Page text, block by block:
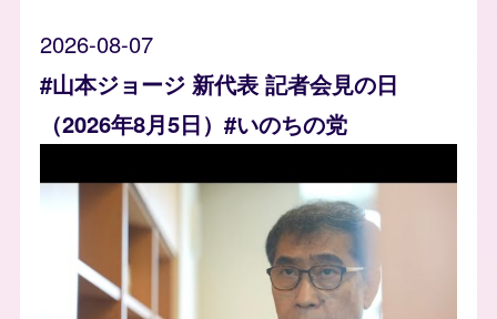
2026-08-07
#山本ジョージ 新代表 記者会見の日
（2026年8月5日）#いのちの党